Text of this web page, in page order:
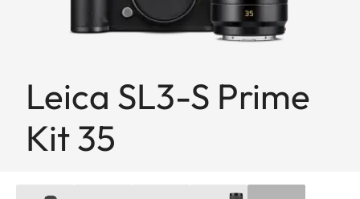
Leica SL3-S Prime
Kit 35